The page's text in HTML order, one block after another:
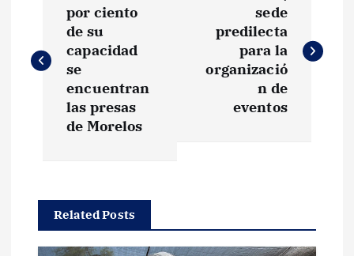
v
por ciento
de su
capacidad
se
encuentran
las presas
de Morelos
sede
predilecta
para la
organizació
n de
eventos
Related Posts